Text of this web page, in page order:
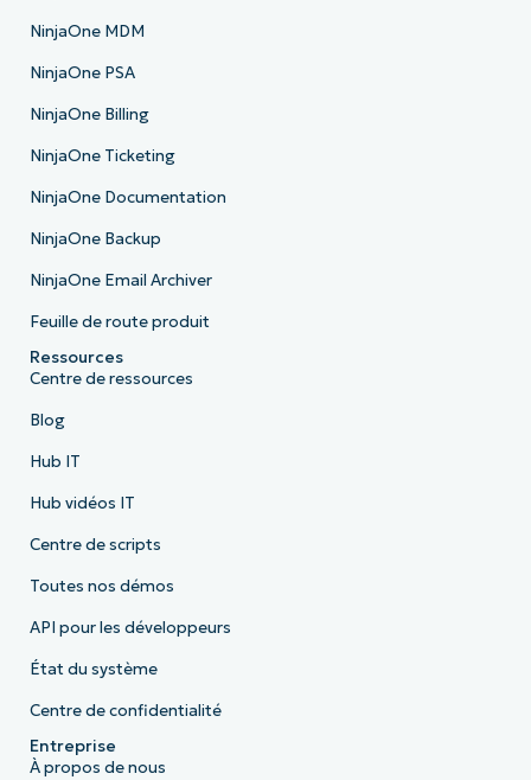
NinjaOne MDM
NinjaOne PSA
NinjaOne Billing
NinjaOne Ticketing
NinjaOne Documentation
NinjaOne Backup
NinjaOne Email Archiver
Feuille de route produit
Ressources
Centre de ressources
Blog
Hub IT
Hub vidéos IT
Centre de scripts
Toutes nos démos
API pour les développeurs
État du système
Centre de confidentialité
Entreprise
À propos de nous